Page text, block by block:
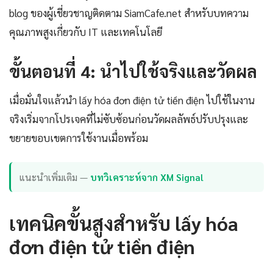
blog ของผู้เชี่ยวชาญติดตาม SiamCafe.net สำหรับบทความ
คุณภาพสูงเกี่ยวกับ IT และเทคโนโลยี
ขั้นตอนที่ 4: นำไปใช้จริงและวัดผล
เมื่อมั่นใจแล้วนำ lấy hóa đơn điện tử tiền điện ไปใช้ในงาน
จริงเริ่มจากโปรเจคที่ไม่ซับซ้อนก่อนวัดผลลัพธ์ปรับปรุงและ
ขยายขอบเขตการใช้งานเมื่อพร้อม
แนะนำเพิ่มเติม — บทวิเคราะห์จาก XM Signal
เทคนิคขั้นสูงสำหรับ lấy hóa
đơn điện tử tiền điện